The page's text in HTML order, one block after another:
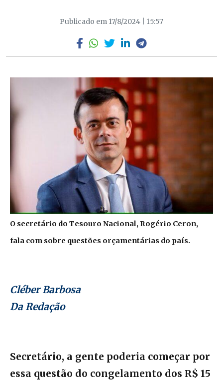
Publicado em 17/8/2024 | 15:57
O secretário do Tesouro Nacional, Rogério Ceron,
fala com sobre questões orçamentárias do país.
Cléber Barbosa
Da Redação
Secretário, a gente poderia começar por
essa questão do congelamento dos R$ 15